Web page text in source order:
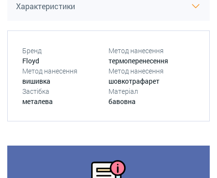
Характеристики
Бренд
Floyd
Метод нанесення
термоперенесення
Метод нанесення
вишивка
Метод нанесення
шовкотрафарет
Застібка
металева
Матеріал
бавовна